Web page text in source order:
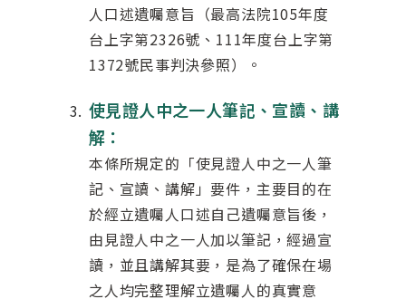
人口述遺囑意旨（最高法院105年度
台上字第2326號、111年度台上字第
1372號民事判決參照）。
使見證人中之一人筆記、宣讀、講
解：
本條所規定的「使見證人中之一人筆
記、宣讀、講解」要件，主要目的在
於經立遺囑人口述自己遺囑意旨後，
由見證人中之一人加以筆記，經過宣
讀，並且講解其要，是為了確保在場
之人均完整理解立遺囑人的真實意